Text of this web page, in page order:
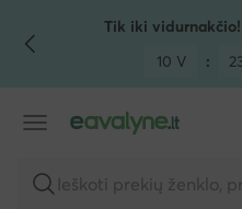
PEREITI PRIE PAGRINDINIO
PEREITI Į PAIEŠKĄ
Tik iki
10 V
:
Ieškoti prekių ženklo,